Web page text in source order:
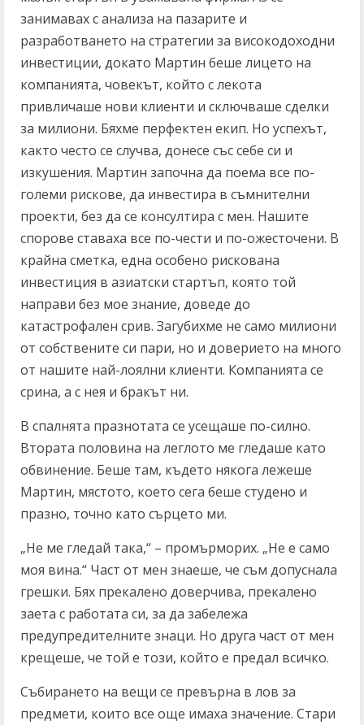
занимавах с анализа на пазарите и
разработването на стратегии за високодоходни
инвестиции, докато Мартин беше лицето на
компанията, човекът, който с лекота
привличаше нови клиенти и сключваше сделки
за милиони. Бяхме перфектен екип. Но успехът,
както често се случва, донесе със себе си и
изкушения. Мартин започна да поема все по-
големи рискове, да инвестира в съмнителни
проекти, без да се консултира с мен. Нашите
спорове ставаха все по-чести и по-ожесточени. В
крайна сметка, една особено рискована
инвестиция в азиатски стартъп, която той
направи без мое знание, доведе до
катастрофален срив. Загубихме не само милиони
от собствените си пари, но и доверието на много
от нашите най-лоялни клиенти. Компанията се
срина, а с нея и бракът ни.
В спалнята празнотата се усещаше по-силно.
Втората половина на леглото ме гледаше като
обвинение. Беше там, където някога лежеше
Мартин, мястото, което сега беше студено и
празно, точно като сърцето ми.
„Не ме гледай така,“ – промърморих. „Не е само
моя вина.“ Част от мен знаеше, че съм допуснала
грешки. Бях прекалено доверчива, прекалено
заета с работата си, за да забележа
предупредителните знаци. Но друга част от мен
крещеше, че той е този, който е предал всичко.
Събирането на вещи се превърна в лов за
предмети, които все още имаха значение. Стари